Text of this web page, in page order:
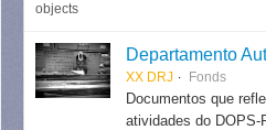
objects
XX DRJ Fonds
Documentos que
atividades do